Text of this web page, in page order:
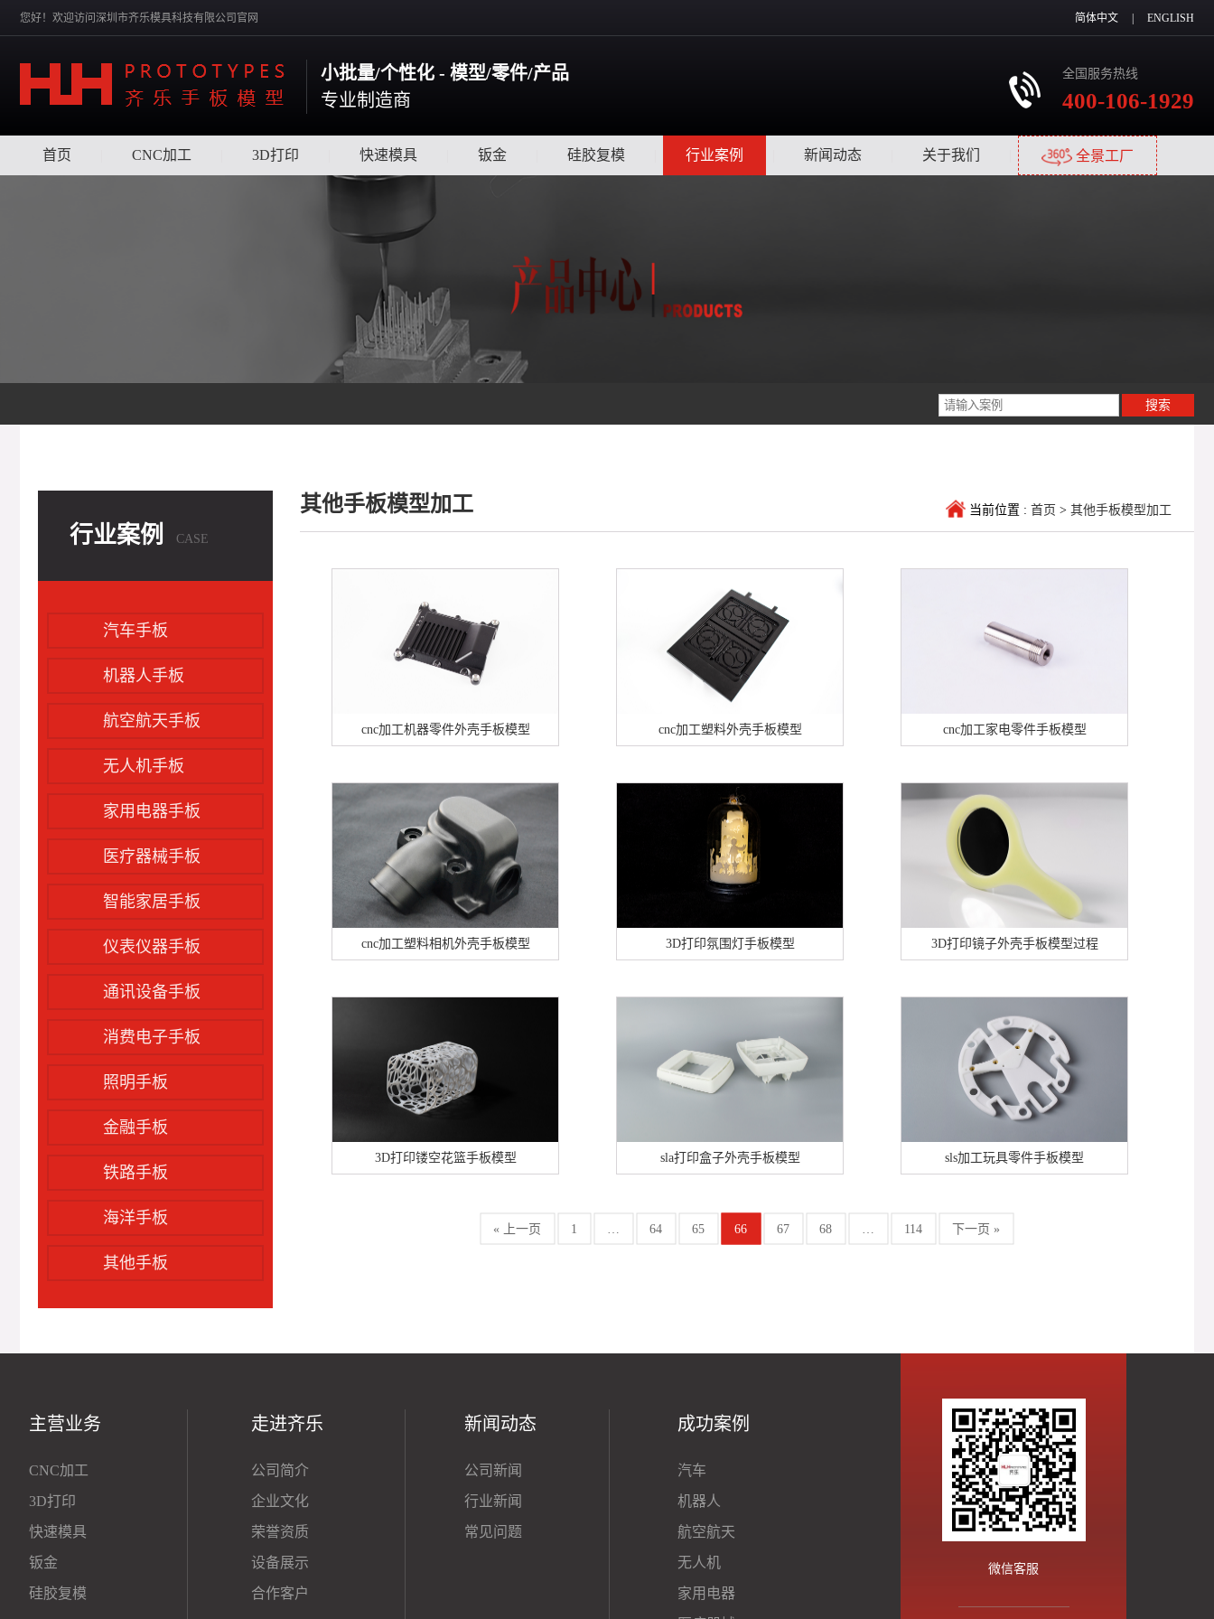
您好！欢迎访问深圳市齐乐模具科技有限公司官网 简体中文 ENGLISH
小批量/个性化 - 模型/零件/产品
专业制造商
全国服务热线
400-106-1929
首页 CNC加工 3D打印 快速模具 钣金 硅胶复模 行业案例 新闻动态 关于我们 全景工厂
搜索
行业案例 CASE
汽车手板
机器人手板
航空航天手板
无人机手板
家用电器手板
医疗器械手板
智能家居手板
仪表仪器手板
通讯设备手板
消费电子手板
照明手板
金融手板
铁路手板
海洋手板
其他手板
其他手板模型加工 当前位置 : 首页 > 其他手板模型加工
cnc加工机器零件外壳手板模型 cnc加工塑料外壳手板模型 cnc加工家电零件手板模型
cnc加工塑料相机外壳手板模型 3D打印氛围灯手板模型 3D打印镜子外壳手板模型过程
3D打印镂空花篮手板模型 sla打印盒子外壳手板模型 sls加工玩具零件手板模型
« 上一页 1 64 65 66 67 68 114 下一页 »
主营业务
CNC加工
3D打印
快速模具
钣金
硅胶复模
走进齐乐
公司简介
企业文化
荣誉资质
设备展示
合作客户
新闻动态
公司新闻
行业新闻
常见问题
成功案例
汽车
机器人
航空航天
无人机
家用电器
微信客服